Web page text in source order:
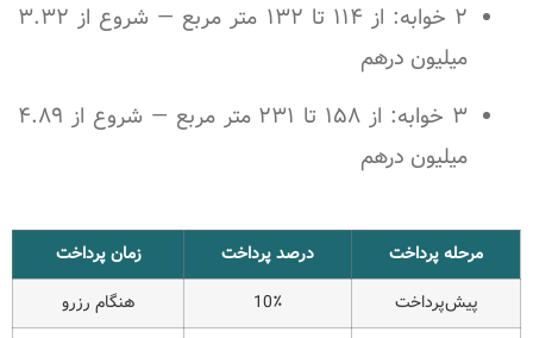
۲ خوابه: از ۱۱۴ تا ۱۳۲ متر مربع — شروع از
۳.۳۲
میلیون درهم
۳ خوابه: از ۱۵۸ تا ۲۳۱ متر مربع — شروع از
۴.۸۹
میلیون درهم
مرحله پرداخت درصد پرداخت
زمان پرداخت
پیش‌پرداخت
10٪
هنگام رزرو